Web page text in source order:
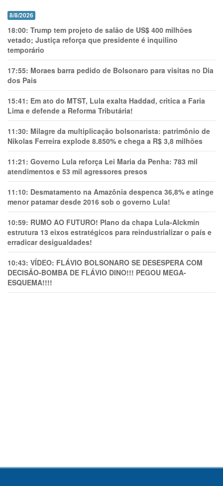
8/8/2026
18:00: Trump tem projeto de salão de US$ 400 milhões
vetado; Justiça reforça que presidente é inquilino
temporário
17:55: Moraes barra pedido de Bolsonaro para visitas no Dia
dos Pais
15:41: Em ato do MTST, Lula exalta Haddad, critica a Faria
Lima e defende a Reforma Tributária!
11:30: Milagre da multiplicação bolsonarista: patrimônio de
Nikolas Ferreira explode 8.850% e chega a R$ 3,8 milhões
11:21: Governo Lula reforça Lei Maria da Penha: 783 mil
atendimentos e 53 mil agressores presos
11:10: Desmatamento na Amazônia despenca 36,8% e atinge
menor patamar desde 2016 sob o governo Lula!
10:59: RUMO AO FUTURO! Plano da chapa Lula-Alckmin
estrutura 13 eixos estratégicos para reindustrializar o país e
erradicar desigualdades!
10:43: VÍDEO: FLÁVIO BOLSONARO SE DESESPERA COM
DECISÃO-BOMBA DE FLÁVIO DINO!!! PEGOU MEGA-
ESQUEMA!!!!